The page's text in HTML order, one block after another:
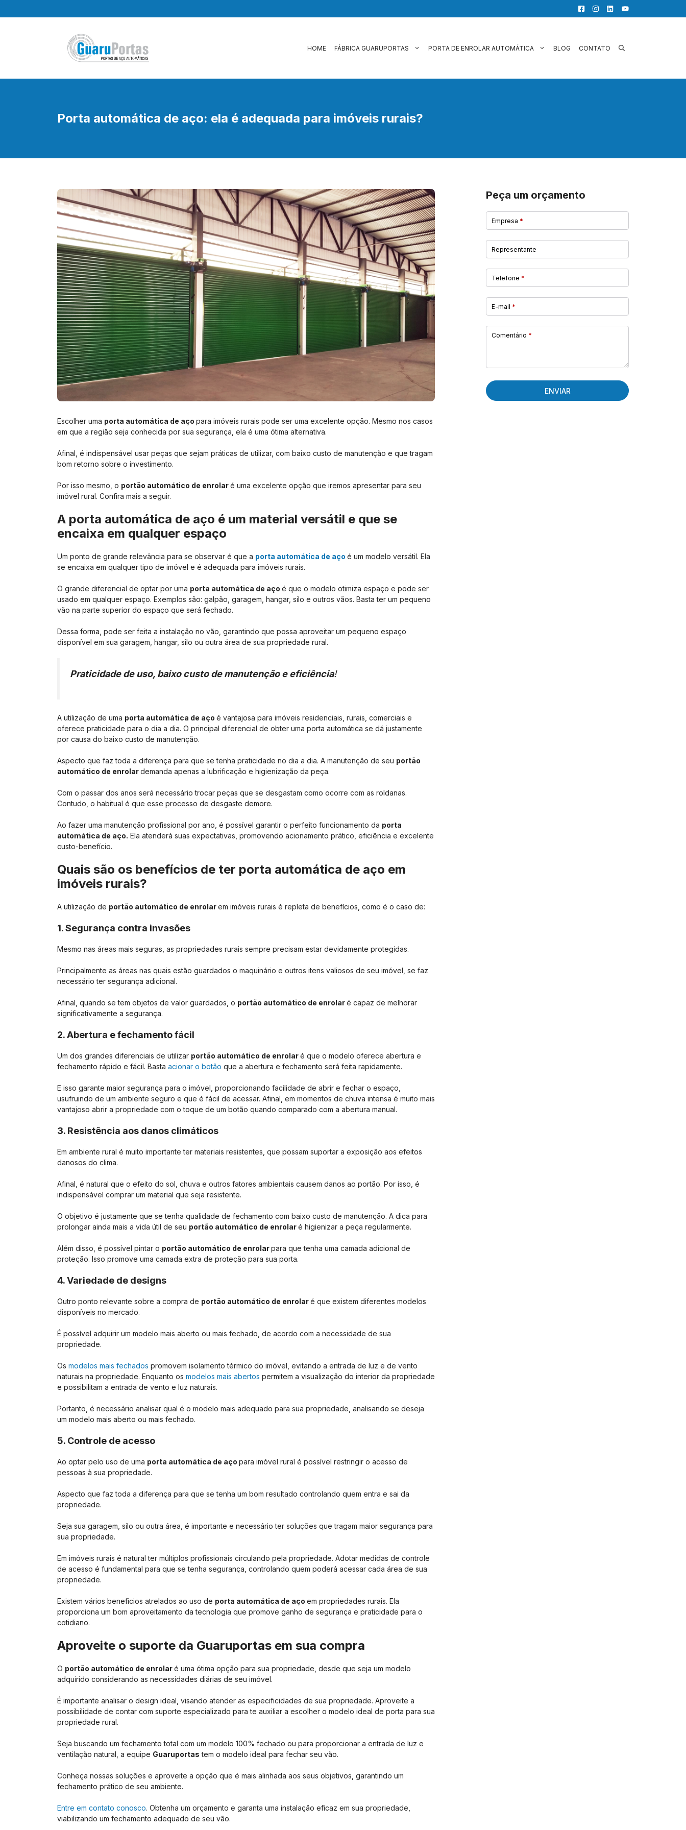
para
HOME FÁBRICA GUARUPORTAS PORTA DE ENROLAR AUTOMÁTICA BLOG CONTATO
Porta automática de aço: ela é adequada para imóveis rurais?
Escolher uma porta automática de aço para imóveis rurais pode ser uma excelente opção. Mesmo nos casos
em que a região seja conhecida por sua segurança, ela é uma ótima alternativa.
Afinal, é indispensável usar peças que sejam práticas de utilizar, com baixo custo de manutenção e que tragam
bom retorno sobre o investimento.
Por isso mesmo, o portão automático de enrolaré uma excelente opção que iremos apresentar para seu
imóvel rural. Confira mais a seguir.
A porta automática de aço é um material versátil e que se
encaixa em qualquer espaço
Um ponto de grande relevância para se observar é que a porta automática de aço é um modelo versátil. Ela
se encaixa em qualquer tipo de imóvel e é adequada para imóveis rurais.
O grande diferencial de optar por uma porta automática de aço é que o modelo otimiza espaço e pode ser
usado em qualquer espaço. Exemplos são: galpão, garagem, hangar, silo e outros vãos. Basta ter um pequeno
vão na parte superior do espaço que será fechado.
Dessa forma, pode ser feita a instalação no vão, garantindo que possa aproveitar um pequeno espaço
disponível em sua garagem, hangar, silo ou outra área de sua propriedade rural.
Praticidade de uso, baixo custo de manutenção e eficiência!
A utilização de uma porta automática de aço é vantajosa para imóveis residenciais, rurais, comerciais e
oferece praticidade para o dia a dia. O principal diferencial de obter uma porta automática se dá justamente
por causa do baixo custo de manutenção.
Aspecto que faz toda a diferença para que se tenha praticidade no dia a dia. A manutenção de seu portão
automático de enrolardemanda apenas a lubrificação e higienização da peça.
Com o passar dos anos será necessário trocar peças que se desgastam como ocorre com as roldanas.
Contudo, o habitual é que esse processo de desgaste demore.
Ao fazer uma manutenção profissional por ano, é possível garantir o perfeito funcionamento da porta
automática de aço. Ela atenderá suas expectativas, promovendo acionamento prático, eficiência e excelente
custo-benefício.
Quais são os benefícios de ter porta automática de aço em
imóveis rurais?
A utilização de portão automático de enrolarem imóveis rurais é repleta de benefícios, como é o caso de:
1. Segurança contra invasões
Mesmo nas áreas mais seguras, as propriedades rurais sempre precisam estar devidamente protegidas.
Principalmente as áreas nas quais estão guardados o maquinário e outros itens valiosos de seu imóvel, se faz
necessário ter segurança adicional.
Afinal, quando se tem objetos de valor guardados, o portão automático de enrolaré capaz de melhorar
significativamente a segurança.
2. Abertura e fechamento fácil
Um dos grandes diferenciais de utilizar portão automático de enrolaré que o modelo oferece abertura e
fechamento rápido e fácil. Basta acionar o botão que a abertura e fechamento será feita rapidamente.
E isso garante maior segurança para o imóvel, proporcionando facilidade de abrir e fechar o espaço,
usufruindo de um ambiente seguro e que é fácil de acessar. Afinal, em momentos de chuva intensa é muito mais
vantajoso abrir a propriedade com o toque de um botão quando comparado com a abertura manual.
3. Resistência aos danos climáticos
Em ambiente rural é muito importante ter materiais resistentes, que possam suportar a exposição aos efeitos
danosos do clima.
Afinal, é natural que o efeito do sol, chuva e outros fatores ambientais causem danos ao portão. Por isso, é
indispensável comprar um material que seja resistente.
O objetivo é justamente que se tenha qualidade de fechamento com baixo custo de manutenção. A dica para
prolongar ainda mais a vida útil de seu portão automático de enrolaré higienizar a peça regularmente.
Além disso, é possível pintar o portão automático de enrolarpara que tenha uma camada adicional de
proteção. Isso promove uma camada extra de proteção para sua porta.
4. Variedade de designs
Outro ponto relevante sobre a compra de portão automático de enrolaré que existem diferentes modelos
disponíveis no mercado.
É possível adquirir um modelo mais aberto ou mais fechado, de acordo com a necessidade de sua
propriedade.
Os modelos mais fechados promovem isolamento térmico do imóvel, evitando a entrada de luz e de vento
naturais na propriedade. Enquanto os modelos mais abertos permitem a visualização do interior da propriedade
e possibilitam a entrada de vento e luz naturais.
Portanto, é necessário analisar qual é o modelo mais adequado para sua propriedade, analisando se deseja
um modelo mais aberto ou mais fechado.
5. Controle de acesso
Ao optar pelo uso de uma porta automática de aço para imóvel rural é possível restringir o acesso de
pessoas à sua propriedade.
Aspecto que faz toda a diferença para que se tenha um bom resultado controlando quem entra e sai da
propriedade.
Seja sua garagem, silo ou outra área, é importante e necessário ter soluções que tragam maior segurança para
sua propriedade.
Em imóveis rurais é natural ter múltiplos profissionais circulando pela propriedade. Adotar medidas de controle
de acesso é fundamental para que se tenha segurança, controlando quem poderá acessar cada área de sua
propriedade.
Existem vários benefícios atrelados ao uso de porta automática de aço em propriedades rurais. Ela
proporciona um bom aproveitamento da tecnologia que promove ganho de segurança e praticidade para o
cotidiano.
Aproveite o suporte da Guaruportas em sua compra
O portão automático de enrolaré uma ótima opção para sua propriedade, desde que seja um modelo
adquirido considerando as necessidades diárias de seu imóvel.
É importante analisar o design ideal, visando atender as especificidades de sua propriedade. Aproveite a
possibilidade de contar com suporte especializado para te auxiliar a escolher o modelo ideal de porta para sua
propriedade rural.
Seja buscando um fechamento total com um modelo 100% fechado ou para proporcionar a entrada de luz e
ventilação natural, a equipe Guaruportas tem o modelo ideal para fechar seu vão.
Conheça nossas soluções e aproveite a opção que é mais alinhada aos seus objetivos, garantindo um
fechamento prático de seu ambiente.
Entre em contato conosco. Obtenha um orçamento e garanta uma instalação eficaz em sua propriedade,
viabilizando um fechamento adequado de seu vão.
Peça um orçamento
Empresa *
Representante
Telefone *
E-mail *
Comentário *
ENVIAR